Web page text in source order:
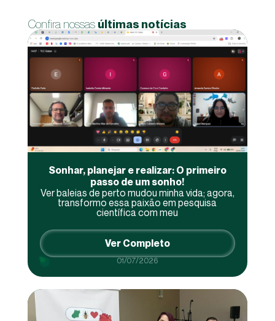
Confira nossas últimas notícias
Sonhar, planejar e realizar: O primeiro
passo de um sonho!
Ver baleias de perto mudou minha vida; agora,
transformo essa paixão em pesquisa
científica com meu
Ver Completo
01/07/2026